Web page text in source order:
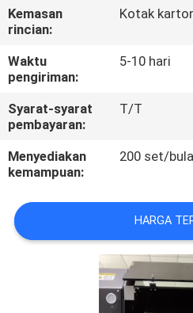
HUBUNGI
KAMI
PERMINTAAN
PENAWARAN
PRIVACY
Kemasan
rincian:
Kotak
Waktu
pengiriman:
5-10 hari
Syarat-syarat
pembayaran:
T/T
Menyediakan
kemampuan:
200 set/
HARGA